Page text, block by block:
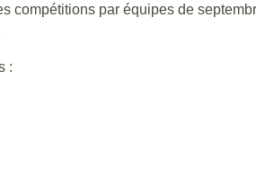
compétitions par équipes de
: